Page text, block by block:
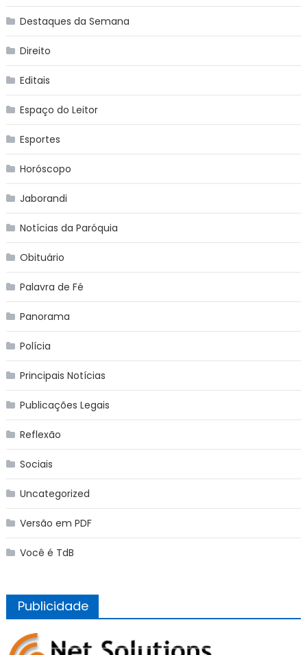
Destaques da Semana
Direito
Editais
Espaço do Leitor
Esportes
Horóscopo
Jaborandi
Notícias da Paróquia
Obituário
Palavra de Fé
Panorama
Polícia
Principais Notícias
Publicações Legais
Reflexão
Sociais
Uncategorized
Versão em PDF
Você é TdB
Publicidade